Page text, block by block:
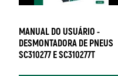
MANUAL DO USUÁRIO -
DESMONTADORA DE PNEUS
SC310277 E SC310277T